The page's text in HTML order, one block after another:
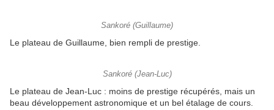
Sankoré (Guillaume)
Le plateau de Guillaume, bien rempli de prestige.
Sankoré (Jean-Luc)
Le plateau de Jean-Luc : moins de prestige récupérés, mais un
beau développement astronomique et un bel étalage de cours.